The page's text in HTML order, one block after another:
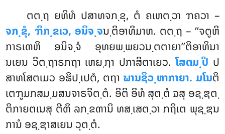
ຕຕ຺ຖ ຍທິທໍ ປສາທຈກ຺ຂຸ, ຕໍ ຄເຫຕ຺ວາ ຠຄວາ –
ຈກ຺ຂຸໍ, ຠິກ຺ຂເວ, ອນິຈ຺ຈນ຺ຕິອາທິມາຫ. ຕຕ຺ຖ – ‘‘ຈຕູຫິ
ກາຣເຓຫິ ອນິຈ຺ຈໍ ອຸທຍພ຺ພຍວນ຺ຕຕາຍາ’’ຕິອາທິນາ
ນເຍນ ວິຕ຺ຖາຣກຖາ ເຫຏ຺ຐາ ປກາສິຕາເຍວ.ໂສຕມ຺ປິ ປ
ສາທໂສຕເມວ ອຘິປ຺ເປຕໍ, ຕຖາ ຆານຊິວ຺ຫາກາຍາ. ມໂນຕິ
ເຕຠູມກສມ຺ມສນຈາຣຈິຕ຺ຕໍ. ອິຕິ ອິທໍ ສຸຕ຺ຕໍ ຉສຸ ອຊ຺ຌຕ຺
ຕິກາຍຕເນສຸ ຕີຓິ ລກ຺ຂຓານິ ທສ຺ເສຕ຺ວາ ກຖິເຕ ພຸຊ຺ຌນ
ການໍ ອຊ຺ຌາສເຍນ ວຸຕ຺ຕໍ.